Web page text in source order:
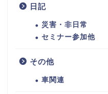
日記
災害・非日常
セミナー参加他
その他
車関連